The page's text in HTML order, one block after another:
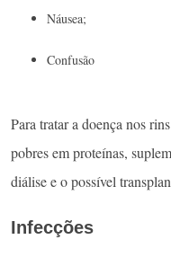
Náusea;
Confusão
Para tratar a doença nos
pobres em proteínas,
diálise e o possível
Infecções